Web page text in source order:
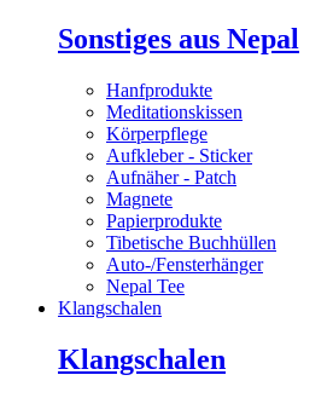
Sonstiges aus Nepal
Hanfprodukte
Meditationskissen
Körperpflege
Aufkleber - Sticker
Aufnäher - Patch
Magnete
Papierprodukte
Tibetische Buchhüllen
Auto-/Fensterhänger
Nepal Tee
Klangschalen
Klangschalen